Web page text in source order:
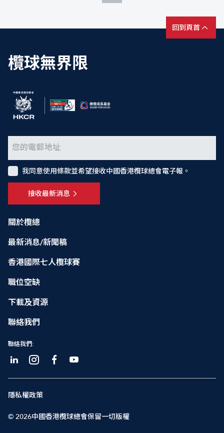
回到頁首
欖球無界限
關於欖總
最新消息/新聞稿
香港國際七人欖球賽
職位空缺
下載及資源
聯絡我們
聯絡我們:
接收最新消息
我同意使用條款並希望接收中國香港欖球總會電子報。
© 2026中國香港欖球總會保留一切版權
隱私權政策